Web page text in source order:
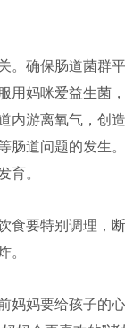
。确保肠道菌群
用妈咪爱益生菌
内游离氧气，创
肠道问题的发生
育。
食要特别调理，
。
妈妈要给孩子的